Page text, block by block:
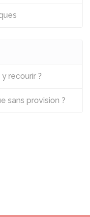
recourir ?
sans provision ?